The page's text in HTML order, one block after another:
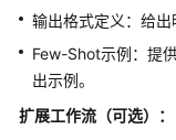
审
计
附
录
输出格式定义：给出
Few-Shot示例：提
出示例。
扩展工作流（可选）：